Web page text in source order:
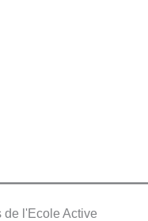
de l'Ecole Active